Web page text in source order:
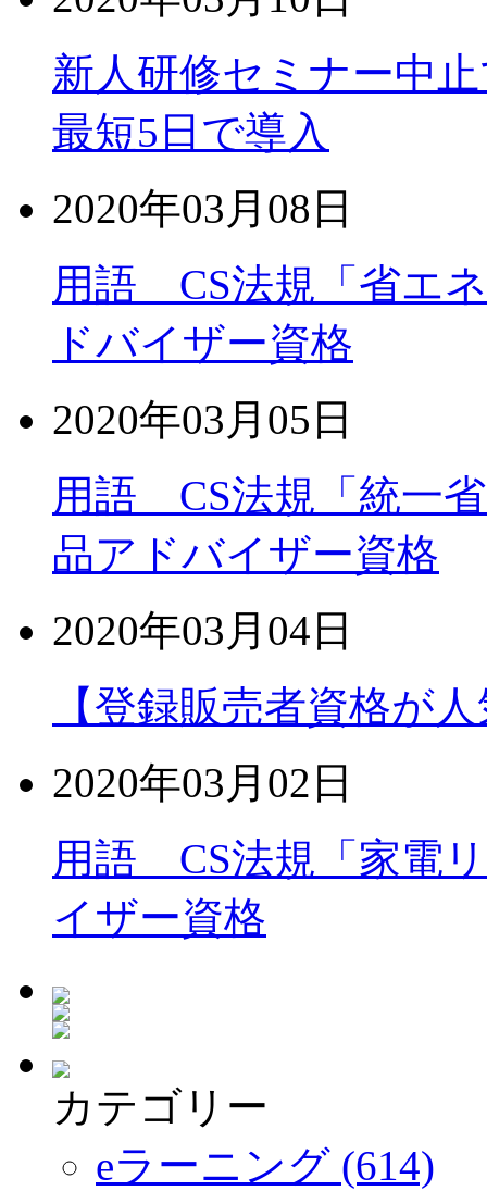
新人研修セミナー中
最短5日で導入
2020年03月08日
用語 CS法規「省エ
ドバイザー資格
2020年03月05日
用語 CS法規「統一
品アドバイザー資格
2020年03月04日
【登録販売者資格が
2020年03月02日
用語 CS法規「家電
イザー資格
カテゴリー
eラーニング (614)